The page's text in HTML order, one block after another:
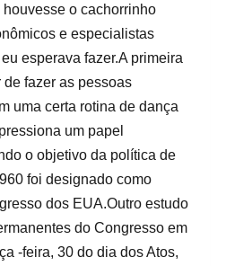
o cachorrinho
e especialistas
esperava fazer.A primeira
fazer as pessoas
uma certa rotina de dança
um papel
o objetivo da política de
foi designado como
dos EUA.Outro estudo
do Congresso em
-feira, 30 do dia dos Atos,